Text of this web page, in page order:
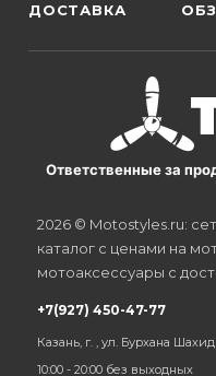
ДОСТАВКА
Ответственные за
2026 © Motostyles.ru:
каталог с ценами на
мотоаксессуары с
+7(927) 450-47-77
Казань, г. , ул. Бурхана
10:00 - 20:00 без выходных